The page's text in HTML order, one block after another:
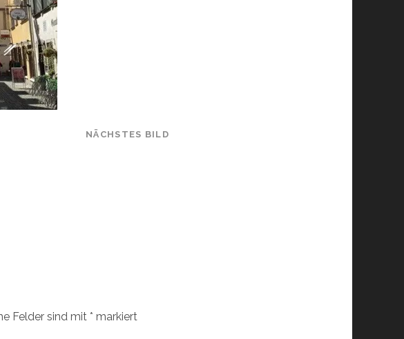
NÄCHSTES BILD
Felder sind mit * markiert